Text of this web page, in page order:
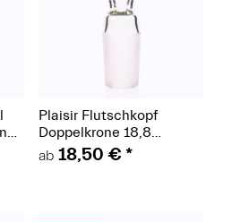
Plaisir Flutschkopf
Doppelkrone 18,8
verschiedene Farben
ab 18,50 € *